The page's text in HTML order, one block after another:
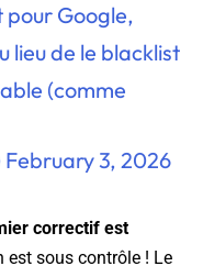
pour Google,
lieu de le blacklist
(comme
February 3, 2026
correctif est
est sous contrôle ! Le